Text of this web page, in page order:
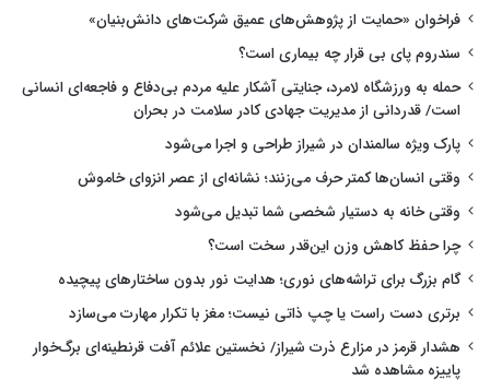
فراخوان «حمایت از پژوهش‌های عمیق شرکت‌های دانش‌بنیان»
سندروم پای بی قرار چه بیماری است؟
حمله به ورزشگاه لامرد، جنایتی آشکار علیه مردم بی‌دفاع و فاجعه‌ای انسانی
است/ قدردانی از مدیریت جهادی کادر سلامت در بحران
پارک ویژه سالمندان در شیراز طراحی و اجرا می‌شود
وقتی انسان‌ها کمتر حرف می‌زنند؛ نشانه‌ای از عصر انزوای خاموش
وقتی خانه به دستیار شخصی شما تبدیل می‌شود
چرا حفظ کاهش وزن این‌قدر سخت است؟
گام بزرگ برای تراشه‌های نوری؛ هدایت نور بدون ساختارهای پیچیده
برتری دست راست یا چپ ذاتی نیست؛ مغز با تکرار مهارت می‌سازد
هشدار قرمز در مزارع ذرت شیراز/ نخستین علائم آفت قرنطینه‌ای برگ‌خوار
پاییزه مشاهده شد